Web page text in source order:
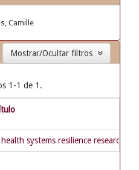
Camille
1-1 de 1.
systems resilience research